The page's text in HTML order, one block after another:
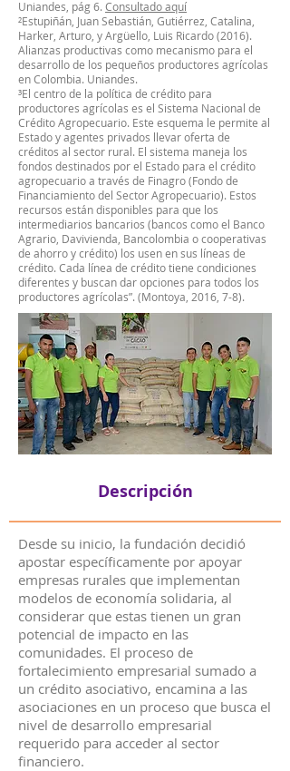
Uniandes, pág 6. Consultado aquí
²Estupiñán, Juan Sebastián, Gutiérrez, Catalina,
Harker, Arturo, y Argüello, Luis Ricardo (2016).
Alianzas productivas como mecanismo para el
desarrollo de los pequeños productores agrícolas
en Colombia. Uniandes.
³El centro de la política de crédito para
productores agrícolas es el Sistema Nacional de
Crédito Agropecuario. Este esquema le permite al
Estado y agentes privados llevar oferta de
créditos al sector rural. El sistema maneja los
fondos destinados por el Estado para el crédito
agropecuario a través de Finagro (Fondo de
Financiamiento del Sector Agropecuario). Estos
recursos están disponibles para que los
intermediarios bancarios (bancos como el Banco
Agrario, Davivienda, Bancolombia o cooperativas
de ahorro y crédito) los usen en sus líneas de
crédito. Cada línea de crédito tiene condiciones
diferentes y buscan dar opciones para todos los
productores agrícolas”. (Montoya, 2016, 7-8).
Descripción
Desde su inicio, la fundación decidió
apostar específicamente por apoyar
empresas rurales que implementan
modelos de economía solidaria, al
considerar que estas tienen un gran
potencial de impacto en las
comunidades. El proceso de
fortalecimiento empresarial sumado a
un crédito asociativo, encamina a las
asociaciones en un proceso que busca el
nivel de desarrollo empresarial
requerido para acceder al sector
financiero.